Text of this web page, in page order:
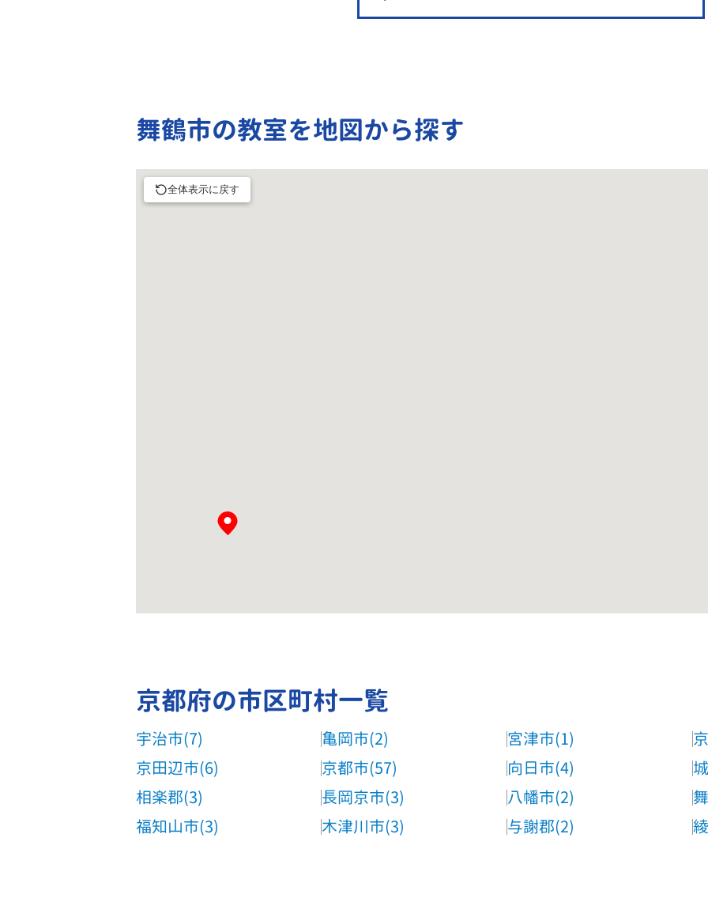
舞鶴市の教室を地図から探す
全体表示に戻す
京都府の市区町村一覧
宇治市(7) 亀岡市(2) 宮津市(1)
京田辺市(6)
京都市(57) 向日市(4)
相楽郡(3)
長岡京市(3) 八幡市(2)
福知山市(3)
木津川市(3) 与謝郡(2)